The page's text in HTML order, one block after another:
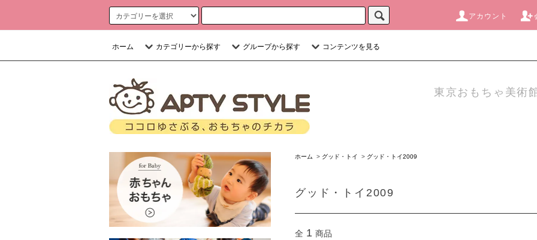
アカウント
ホーム カテゴリーから探す グループから探す コンテンツを見る
東京おもちゃ美術
ホーム > グッド・トイ > グッド・トイ2009
グッド・トイ2009
全 1 商品